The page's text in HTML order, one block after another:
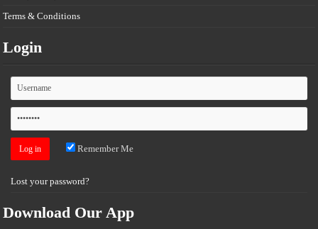
Terms & Conditions
Login
Remember Me
Lost your password?
Download Our App